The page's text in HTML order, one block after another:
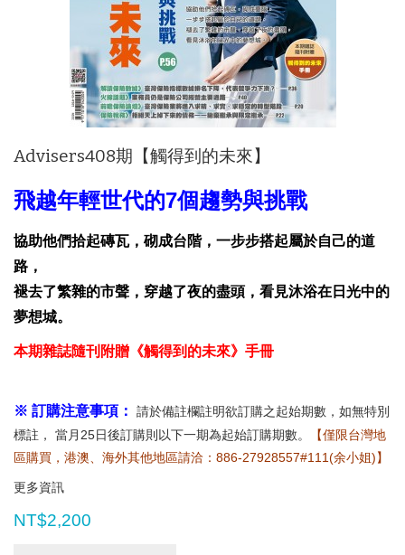
Advisers408期【觸得到的未來】
飛越年輕世代的7個趨勢與挑戰
協助他們拾起磚瓦，砌成台階，一步步搭起屬於自己的道
路，
褪去了繁雜的市聲，穿越了夜的盡頭，看見沐浴在日光中的
夢想城。
本期雜誌隨刊附贈《觸得到的未來》手冊
※ 訂購注意事項：
請於備註欄註明欲訂購之起始期數，如無特別
標註， 當月25日後訂購則以下一期為起始訂購期數。
【僅限台灣地
區購買，港澳、海外其他地區請洽：886-27928557#111(余小姐)】
更多資訊
NT$2,200